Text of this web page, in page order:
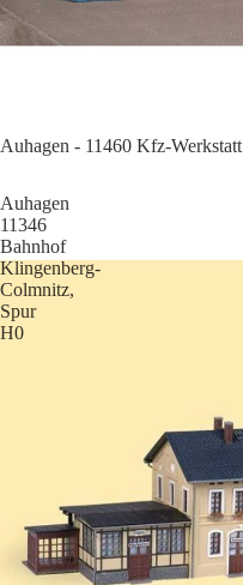
Sale
Auhagen - 11460 Kfz-Werkstatt
Auhagen
11346
Bahnhof
Klingenberg-
Colmnitz,
Spur
H0